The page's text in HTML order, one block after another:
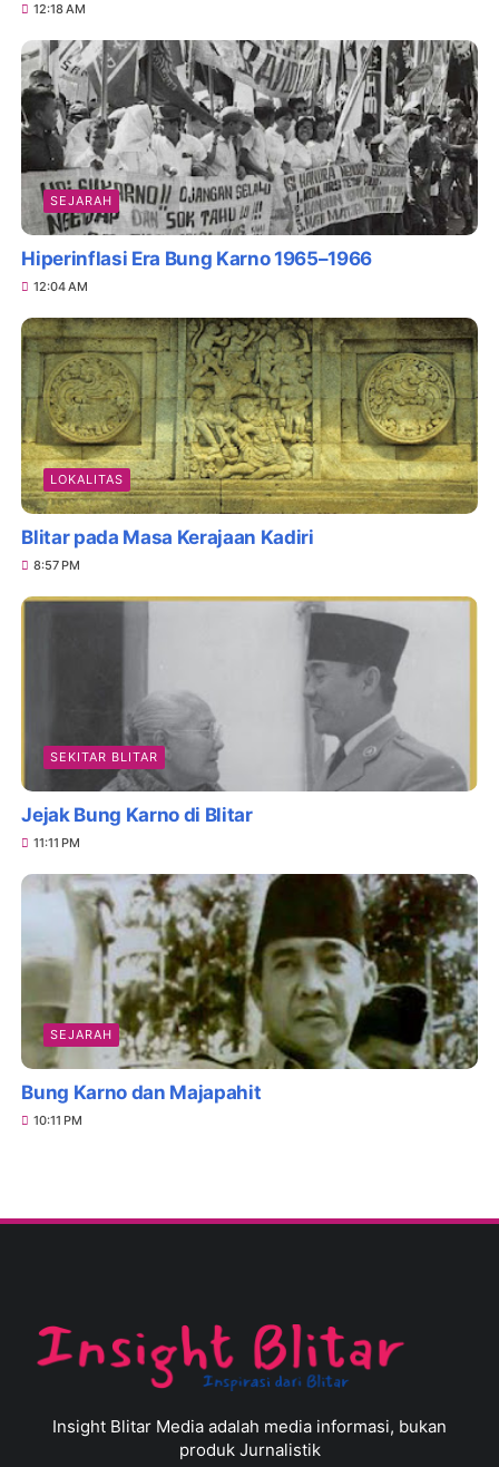
12:18 AM
SEJARAH
Hiperinflasi Era Bung Karno 1965–1966
12:04 AM
LOKALITAS
Blitar pada Masa Kerajaan Kadiri
8:57 PM
SEKITAR BLITAR
Jejak Bung Karno di Blitar
11:11 PM
SEJARAH
Bung Karno dan Majapahit
10:11 PM
Insight Blitar Media adalah media informasi, bukan
produk Jurnalistik